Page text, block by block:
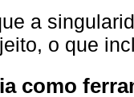
a
o que
como